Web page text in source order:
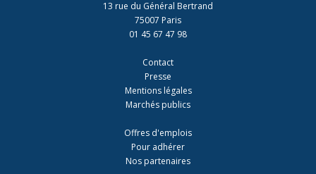
13 rue du Général Bertrand
75007 Paris
01 45 67 47 98
Contact
Presse
Mentions légales
Marchés publics
Offres d'emplois
Pour adhérer
Nos partenaires